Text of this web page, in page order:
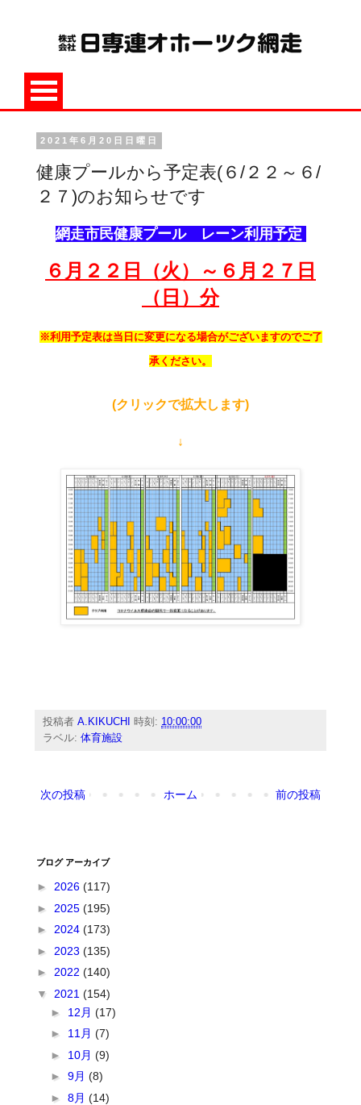
2021年6月20日日曜日
健康プールから予定表(６/２２～６/
２７)のお知らせです
網走市民健康プール レーン利用予定
６月２２日（火）～６月２７日
（日）分
※利用予定表は当日に変更になる場合がございますのでご了
承ください。
(クリックで拡大します)
↓
投稿者A.KIKUCHI 時刻: 10:00:00
ラベル:体育施設
次の投稿 前の投稿
ホーム
ブログ アーカイブ
►2026(117)
► 2025(195)
►2024(173)
► 2023(135)
►2022(140)
▼ 2021(154)
► 12月(17)
► 11月(7)
► 10月(9)
►9月(8)
►8月(14)